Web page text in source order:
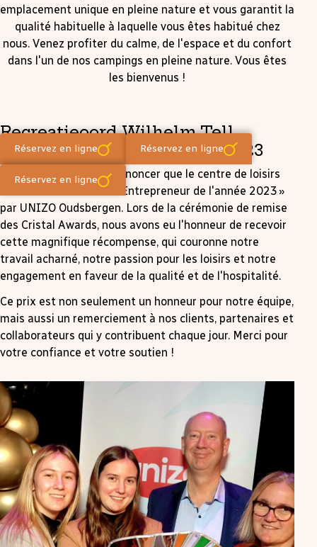
Réservez en ligne Réservez en ligne
Réservez en ligne
emplacement unique en pleine nature et vous garantit la
qualité habituelle à laquelle vous êtes habitué chez
nous. Venez profiter du calme, de l'espace et du confort
dans l'un de nos campings en pleine nature. Vous êtes
les bienvenus !
Recreatieoord Wilhelm Tell
remporte le Cristal Award 2023
Nous sommes fiers d'annoncer que le centre de loisirs
Wilhelm Tell a été élu « Entrepreneur de l'année 2023 »
par UNIZO Oudsbergen. Lors de la cérémonie de remise
des Cristal Awards, nous avons eu l'honneur de recevoir
cette magnifique récompense, qui couronne notre
travail acharné, notre passion pour les loisirs et notre
engagement en faveur de la qualité et de l'hospitalité.
Ce prix est non seulement un honneur pour notre équipe,
mais aussi un remerciement à nos clients, partenaires et
collaborateurs qui y contribuent chaque jour. Merci pour
votre confiance et votre soutien !